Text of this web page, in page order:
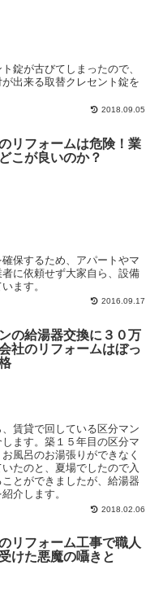
錠が古びてしまったので、
出来る取替クレセント錠を
2018.09.05
リフォームは危険！業
こが良いのか？
保するため、アパートやマ
に依頼せず大家自ら、設備
ます。
2016.09.17
の給湯器交換に３０万
社のリフォームはぼっ
賃貸で回している区分マン
ます。築１５年目の区分マ
風呂のお湯張りができなく
たのと、夏場でしたので入
とができましたが、給湯器
介します。
2018.02.06
リフォーム工事で職人
けた悪魔の囁きと